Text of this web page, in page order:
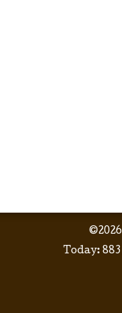
©2026
Today: 883